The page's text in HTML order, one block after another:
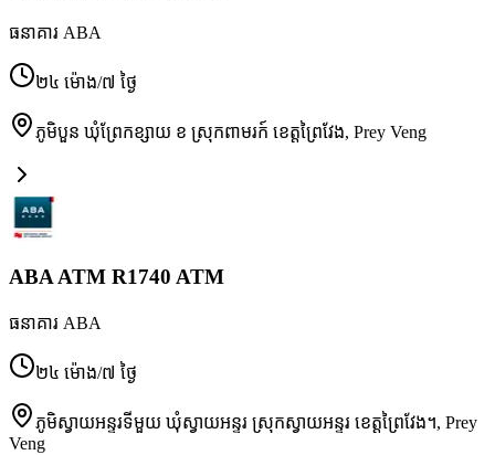
ធនាគារ ABA
២៤ ម៉ោង/៧ ថ្ងៃ
ភូមិបួន ឃុំព្រែកខ្សាយ ខ ស្រុកពាមរក៍ ខេត្តព្រៃវែង, Prey Veng
ABA ATM R1740 ATM
ធនាគារ ABA
២៤ ម៉ោង/៧ ថ្ងៃ
ភូមិស្វាយអន្ទរទីមួយ ឃុំស្វាយអន្ទរ ស្រុកស្វាយអន្ទរ ខេត្តព្រៃវែង។, Prey
Veng